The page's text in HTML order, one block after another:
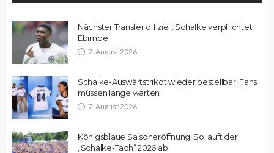
Nächster Transfer offiziell: Schalke verpflichtet
Ebimbe
7. August 2026
Schalke-Auswärtstrikot wieder bestellbar: Fans
müssen lange warten
7. August 2026
Königsblaue Saisoneröffnung: So läuft der
„Schalke-Tach“ 2026 ab